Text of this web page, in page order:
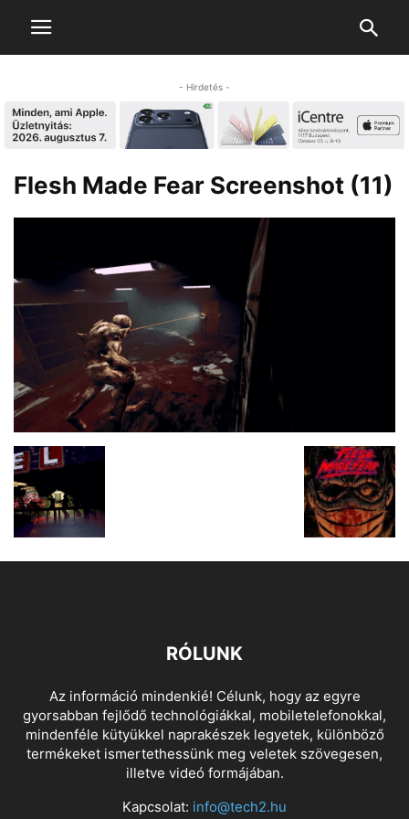
- Hirdetés -
Flesh Made Fear Screenshot (11)
RÓLUNK
Az információ mindenkié! Célunk, hogy az egyre
gyorsabban fejlődő technológiákkal, mobiletelefonokkal,
mindenféle kütyükkel naprakészek legyetek, különböző
termékeket ismertethessünk meg veletek szövegesen,
illetve videó formájában.
Kapcsolat: info@tech2.hu